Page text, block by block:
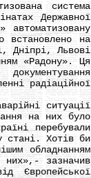
система
Державної
автоматизовану
встановлено на
Дніпрі, Львові
«Радону». Ця
радіаційної
ситуації
на них було
перебували
стані. Хотів би
обладнанням
них»,- зазначив
Європейської